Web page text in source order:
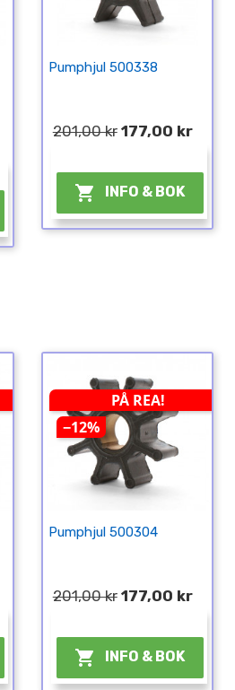
Pumphjul 500338
201,00 kr 177,00 kr
 INFO & BOK
PÅ REA!
−12%
Pumphjul 500304
201,00 kr 177,00 kr
 INFO & BOK